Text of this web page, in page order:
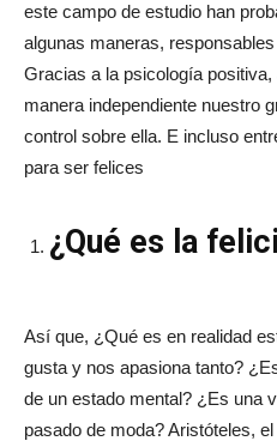
este campo de estudio han
algunas maneras,
Gracias a la psicología
manera independiente nuestro
control sobre ella. E incluso
para ser felices
¿Qué es la
Así que, ¿Qué es en realidad
gusta y nos apasiona tanto?
de un estado mental? ¿Es una
pasado de moda? Aristóteles,